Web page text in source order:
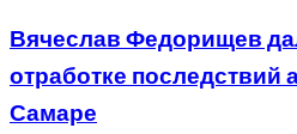
Вячеслав Федорищев
отработке последствий
Самаре